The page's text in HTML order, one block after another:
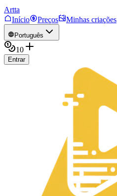
Artta
Início
Preços Minhas criações
Português
10
Entrar